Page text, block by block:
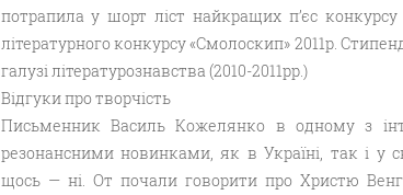
потрапила у шорт ліст найкращих п’єс
літературного конкурсу «Смолоскип» 2011р.
галузі літературознавства (2010-2011рр.)
Відгуки про творчість
Письменник Василь Кожелянко в одному з
резонансними новинками, як в Україні, так і у
щось — ні. От почали говорити про Христю